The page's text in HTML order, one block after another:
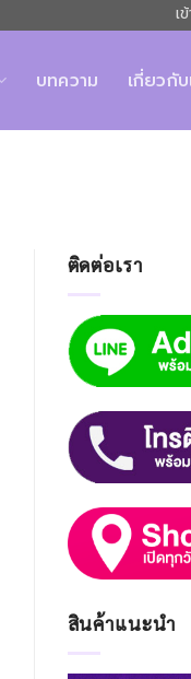
เ
บทความ เกี่ยวกับ
ติดต่อเรา
สินค้าแนะนำ